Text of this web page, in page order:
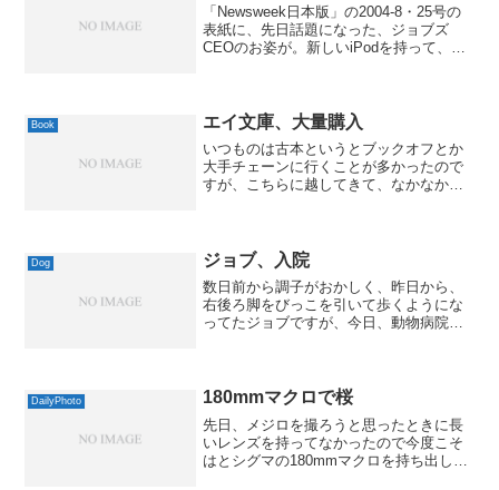
「Newsweek日本版」の2004-8・25号の
表紙に、先日話題になった、ジョブズ
CEOのお姿が。新しいiPodを持って、微
Book エイ文庫、大量購入
いつものは古本というとブックオフとか
大手チェーンに行くことが多かったので
すが、こちらに越してきて、なかなか通
ずいぶん安くなってたの...
Dog ジョブ、入院
数日前から調子がおかしく、昨日から、
右後ろ脚をびっこを引いて歩くようにな
ってたジョブですが、今日、動物病院に
て、靱帯も断裂してること...
DailyPhoto 180mmマクロで桜
先日、メジロを撮ろうと思ったときに長
いレンズを持ってなかったので今度こそ
はとシグマの180mmマクロを持ち出して